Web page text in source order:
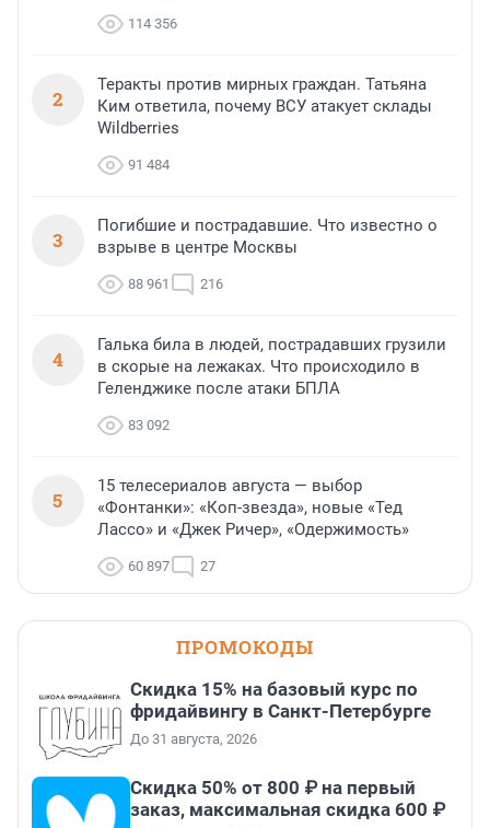
114 356
2
Теракты против мирных граждан. Татьяна
Ким ответила, почему ВСУ атакует склады
Wildberries
91 484
3
Погибшие и пострадавшие. Что известно о
взрыве в центре Москвы
88 961 216
4
Галька била в людей, пострадавших грузили
в скорые на лежаках. Что происходило в
Геленджике после атаки БПЛА
83 092
5
15 телесериалов августа — выбор
«Фонтанки»: «Коп-звезда», новые «Тед
Лассо» и «Джек Ричер», «Одержимость»
60 897 27
ПРОМОКОДЫ
Скидка 15% на базовый курс по
фридайвингу в Санкт-Петербурге
До 31 августа, 2026
Скидка 50% от 800 ₽ на первый
заказ, максимальная скидка 600 ₽